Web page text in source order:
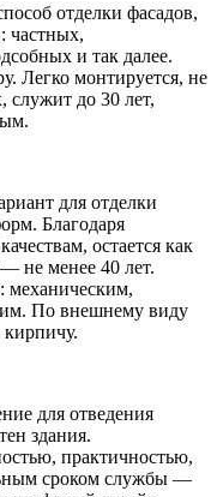
отделки фасадов,
частных,
и так далее.
Легко монтируется, не
служит до 30 лет,
для отделки
Благодаря
остается как
не менее 40 лет.
механическим,
По внешнему виду
для отведения
здания.
практичностью,
сроком службы —